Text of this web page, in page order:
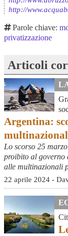
http://
Parole chiave:
privatizzazione
Articoli
Argentina:
Lo scorso 25
proibito al governo
alle multinazionali
22 aprile 2024 -